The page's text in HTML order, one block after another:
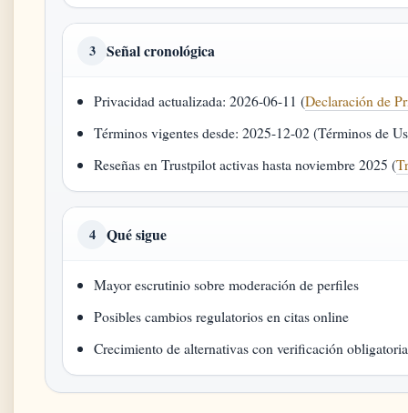
3 Señal cronológica
Privacidad actualizada: 2026-06-11 (Declaración de
Términos vigentes desde: 2025-12-02 (Términos de
Reseñas en Trustpilot activas hasta noviembre 2025 (
4 Qué sigue
Mayor escrutinio sobre moderación de perfiles
Posibles cambios regulatorios en citas online
Crecimiento de alternativas con verificación obligatoria